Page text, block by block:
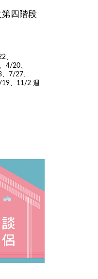
第四階段
、
4/20、
7/27、
、11/2 週